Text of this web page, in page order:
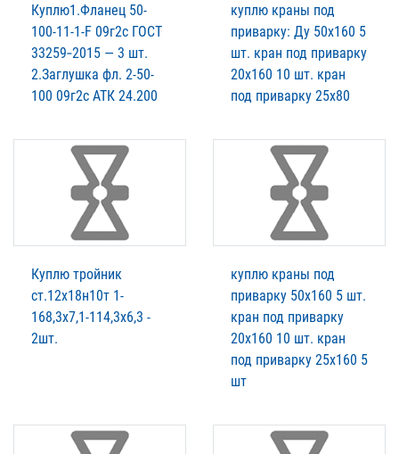
Куплю1.Фланец 50-
100-11-1-F 09г2с ГОСТ
33259‑2015 — 3 шт.
2.Заглушка фл. 2-50-
100 09г2с АТК 24.200
куплю краны под
приварку: Ду 50х160 5
шт. кран под приварку
20х160 10 шт. кран
под приварку 25х80
Куплю тройник
ст.12х18н10т 1-
168,3х7,1-114,3х6,3 -
2шт.
куплю краны под
приварку 50х160 5 шт.
кран под приварку
20х160 10 шт. кран
под приварку 25х160 5
шт